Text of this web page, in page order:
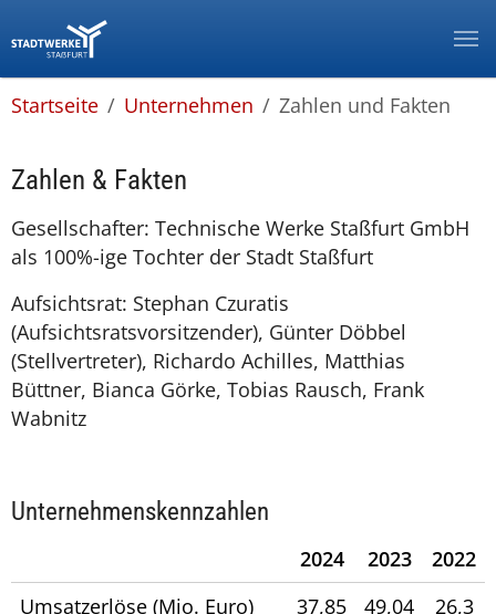
Zur Hauptnavigation springen
Zum Hauptinhalt springen
Zum Footer springen
Zur Info-Navigation springen
You are here:
Startseite Unternehmen Zahlen und Fakten
Zahlen & Fakten
Gesellschafter: Technische Werke Staßfurt GmbH
als 100%-ige Tochter der Stadt Staßfurt
Aufsichtsrat: Stephan Czuratis
(Aufsichtsratsvorsitzender), Günter Döbbel
(Stellvertreter), Richardo Achilles, Matthias
Büttner, Bianca Görke, Tobias Rausch, Frank
Wabnitz
Unternehmenskennzahlen
2024 2023
2022
Umsatzerlöse (Mio. Euro)
37,85 49,04
26,3